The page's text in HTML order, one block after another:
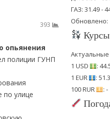
393
опьянения
полиции ГУНП
по улице
ГАЗ: 31.49 -
Обновлено:
1 USD
:
1 EUR
:
100 RUR
: -